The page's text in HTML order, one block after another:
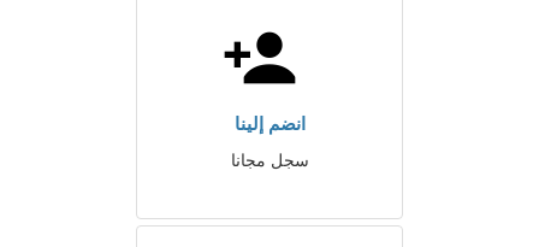
انضم إلينا
سجل مجانا